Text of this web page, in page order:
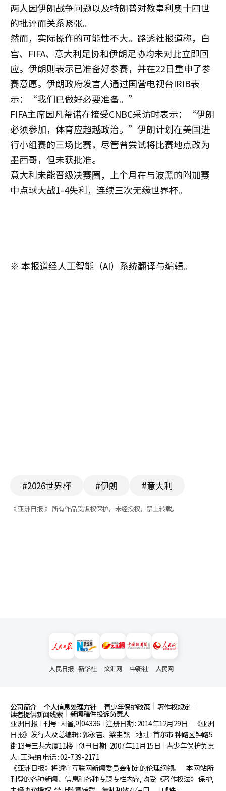
两人因伊朗战争问题以及特朗普对教皇利奥十四世
的批评而关系紧张。
然而，实际操作的可能性不大。路透社报道称，白
宫、FIFA、意大利足协和伊朗足协均未对此立即回
应。伊朗则表示已准备好参赛，并在22日重申了参
赛意愿。伊朗政府发言人通过国营电视台IRIB表
示：“我们已做好必要准备。”
FIFA主席因凡蒂诺在接受CNBC采访时表示：“伊朗
必须参加，体育应超越政治。”伊朗计划在美国进
行小组赛的三场比赛，尽管曾尝试将比赛地点改为
墨西哥，但未获批准。
意大利未能晋级决赛圈，上个月在与波黑的附加赛
中点球大战1-4失利，连续三次无缘世界杯。
※ 本报道经人工智能（AI）系统翻译与编辑。
#2026世界杯 #伊朗 #意大利
《 亚洲日报 》 所有作品受版权保护，未经授权，禁止转载。
人民日报 新华社 文汇网 中新社 人民网
公司简介 个人信息处理方针 青少年保护政策 著作权规定
读者提供新闻线索
新闻稿件投诉负责人
亚洲日报
刊号 : 서울,아04336 注册日期 : 2014年12月29日
《亚洲
日报》发行人及总编辑 : 郭永吉、梁圭铉 地址 : 首尔市钟路区钟路5
街13号三共大厦11楼 创刊日期 : 2007年11月15日
青少年保护负责
人 : 王海纳 电话 : 02-739-2171
《亚洲日报》将遵守互联网新闻委员会制定的伦理纲领。
本网站所
刊登的各种新闻、信息和各种专题专栏内容, 均受《著作权法》 保护,